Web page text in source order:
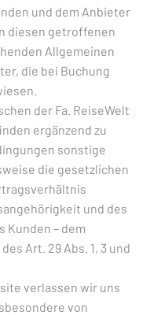
und dem Anbieter
diesen getroffenen
Allgemeinen
die bei Buchung
der Fa. ReiseWelt
ergänzend zu
sonstige
die gesetzlichen
und des
– dem
Art. 29 Abs. 1, 3 und
verlassen wir uns
von